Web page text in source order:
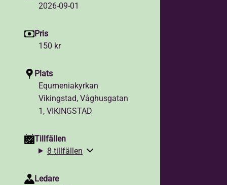
2026-09-01
Pris
150 kr
Plats
Equmeniakyrkan
Vikingstad, Våghusgatan
1, VIKINGSTAD
Tillfällen
8 tillfällen
Ledare